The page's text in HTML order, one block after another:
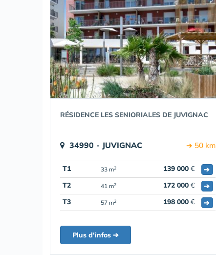
RÉSIDENCE LES SENIORIALES DE JUVIGNAC
34990 - JUVIGNAC ➔ 50 km
T1 33 m2 139 000 €
➔
T2
41 m2 172 000 €
➔
T3
57 m2 198 000 € ➔
Plus d'infos ➔